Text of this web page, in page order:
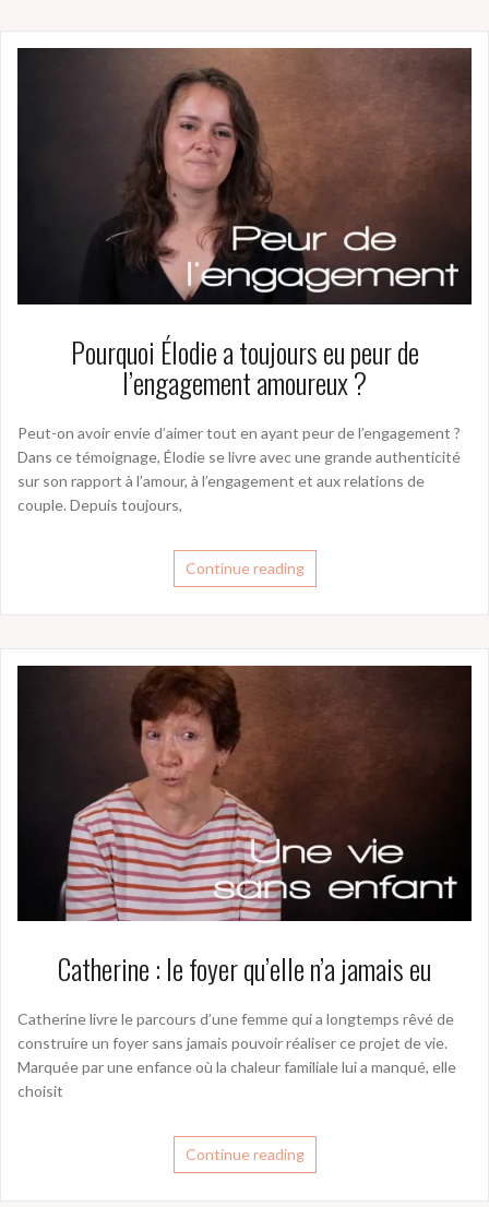
Pourquoi Élodie a toujours eu peur de
l’engagement amoureux ?
Peut-on avoir envie d’aimer tout en ayant peur de l’engagement ?
Dans ce témoignage, Élodie se livre avec une grande authenticité
sur son rapport à l’amour, à l’engagement et aux relations de
couple. Depuis toujours,
Continue reading
Catherine : le foyer qu’elle n’a jamais eu
Catherine livre le parcours d’une femme qui a longtemps rêvé de
construire un foyer sans jamais pouvoir réaliser ce projet de vie.
Marquée par une enfance où la chaleur familiale lui a manqué, elle
choisit
Continue reading